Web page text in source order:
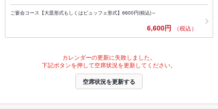
ご宴会コース【大皿形式もしくはビュッフェ形式】6600円(税込)～
6,600円 （税込）
カレンダーの更新に失敗しました。
下記ボタンを押して空席状況を更新してください。
空席状況を更新する